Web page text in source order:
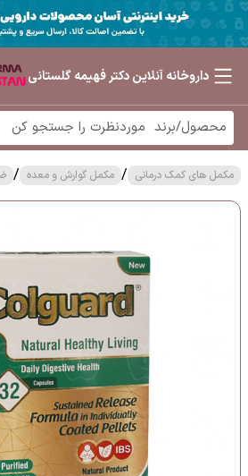
داروخانه آنلاین دکتر فهیمه گلستانی
مکمل های کمک درمانی / مکمل گوارش و معده /